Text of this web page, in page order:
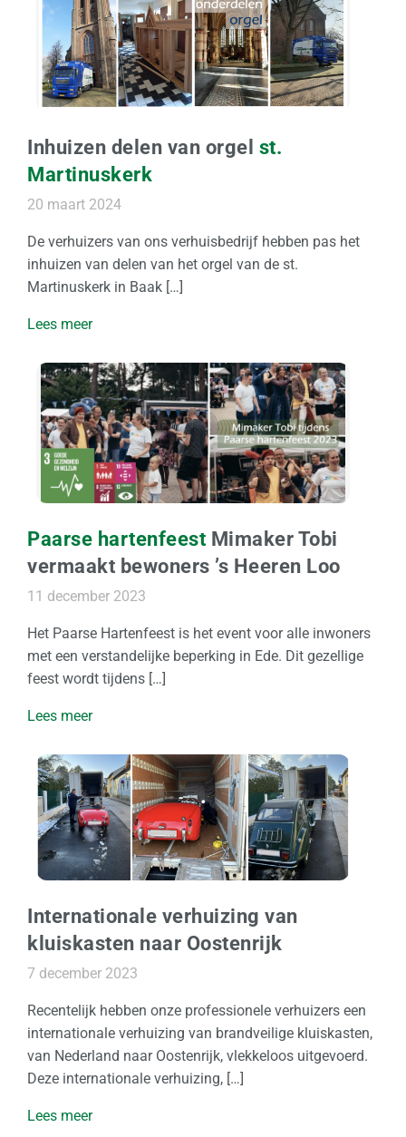
Inhuizen delen van orgel st.
Martinuskerk
De verhuizers van ons verhuisbedrijf hebben pas het
inhuizen van delen van het orgel van de st.
Martinuskerk in Baak […]
20 maart 2024
Lees meer
Paarse hartenfeest Mimaker Tobi
vermaakt bewoners ’s Heeren Loo
Het Paarse Hartenfeest is het event voor alle inwoners
met een verstandelijke beperking in Ede. Dit gezellige
feest wordt tijdens […]
11 december 2023
Lees meer
Internationale verhuizing van
kluiskasten naar Oostenrijk
Recentelijk hebben onze professionele verhuizers een
internationale verhuizing van brandveilige kluiskasten,
van Nederland naar Oostenrijk, vlekkeloos uitgevoerd.
Deze internationale verhuizing, […]
7 december 2023
Lees meer